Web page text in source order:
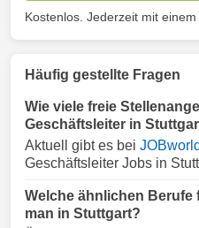
Kostenlos. Jederzeit mit einem
Häufig gestellte Fragen
Wie viele freie
Geschäftsleiter in
Aktuell gibt es bei JOBworld
Geschäftsleiter Jobs in
Welche ähnlichen
man in Stuttgart?